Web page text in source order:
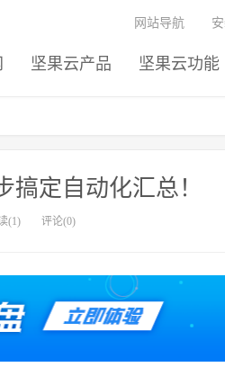
坚果云产品 坚果云功能
网站导航
定自动化汇总！
(1) 评论(0)